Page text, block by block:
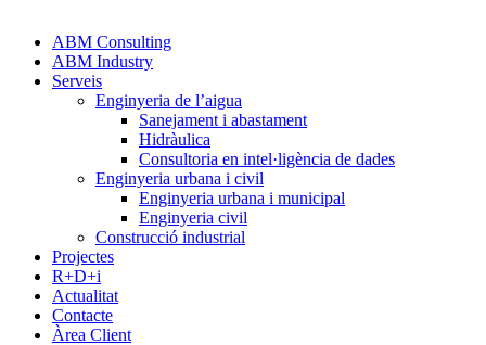
ABM Consulting
ABM Industry
Serveis
Enginyeria de l’aigua
Sanejament i abastament
Hidràulica
Consultoria en intel·ligència de dades
Enginyeria urbana i civil
Enginyeria urbana i municipal
Enginyeria civil
Construcció industrial
Projectes
R+D+i
Actualitat
Contacte
Àrea Client